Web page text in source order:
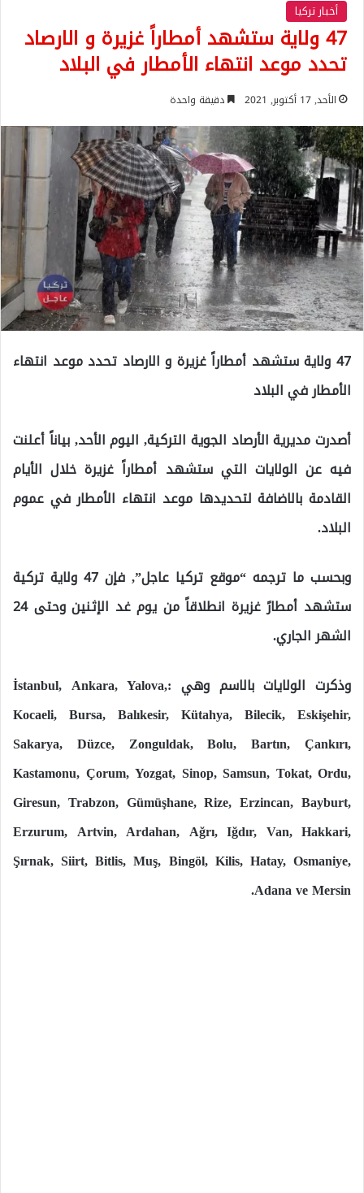
أخبار تركيا
47 ولاية ستشهد أمطاراً غزيرة و الارصاد
تحدد موعد انتهاء الأمطار في البلاد
الأحد, 17 أكتوبر, 2021 دقيقة واحدة
47 ولاية ستشهد أمطاراً غزيرة و الارصاد تحدد موعد انتهاء
الأمطار في البلاد
أصدرت مديرية الأرصاد الجوية التركية, اليوم الأحد, بياناً أعلنت
فيه عن الولايات التي ستشهد أمطاراً غزيرة خلال الأيام
القادمة بالاضافة لتحديدها موعد انتهاء الأمطار في عموم
البلاد.
وبحسب ما ترجمه “موقع تركيا عاجل”, فإن 47 ولاية تركية
ستشهد أمطارً غزيرة انطلاقاً من يوم غد الإثنين وحتى 24
الشهر الجاري.
وذكرت الولايات بالاسم وهي :İstanbul, Ankara, Yalova,
Kocaeli, Bursa, Balıkesir, Kütahya, Bilecik, Eskişehir,
Sakarya, Düzce, Zonguldak, Bolu, Bartın, Çankırı,
Kastamonu, Çorum, Yozgat, Sinop, Samsun, Tokat, Ordu,
Giresun, Trabzon, Gümüşhane, Rize, Erzincan, Bayburt,
Erzurum, Artvin, Ardahan, Ağrı, Iğdır, Van, Hakkari,
Şırnak, Siirt, Bitlis, Muş, Bingöl, Kilis, Hatay, Osmaniye,
Adana ve Mersin.